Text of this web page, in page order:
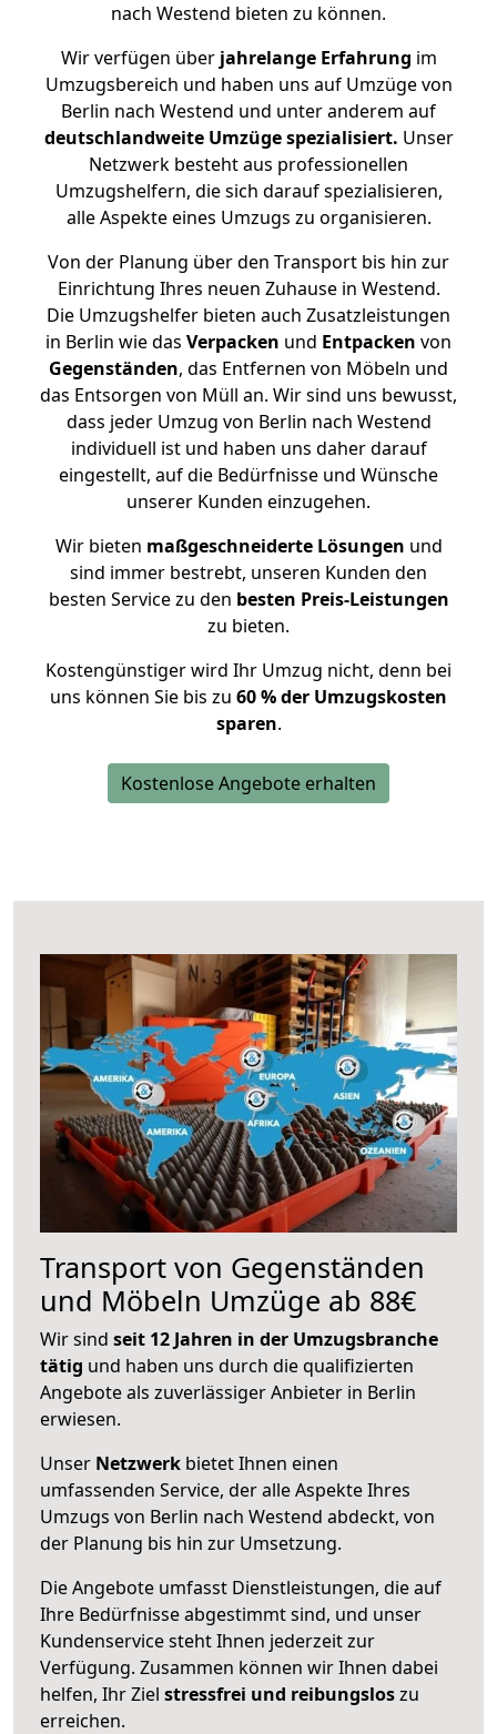
nach Westend bieten zu können.
Wir verfügen überjahrelange Erfahrung im
Umzugsbereich und haben uns auf Umzüge von
Berlin nach Westend und unter anderem auf
deutschlandweite Umzüge spezialisiert. Unser
Netzwerk besteht aus professionellen
Umzugshelfern, die sich darauf spezialisieren,
alle Aspekte eines Umzugs zu organisieren.
Von der Planung über den Transport bis hin zur
Einrichtung Ihres neuen Zuhause in Westend.
Die Umzugshelfer bieten auch Zusatzleistungen
in Berlin wie das Verpacken und Entpacken von
Gegenständen, das Entfernen von Möbeln und
das Entsorgen von Müll an. Wir sind uns bewusst,
dass jeder Umzug von Berlin nach Westend
individuell ist und haben uns daher darauf
eingestellt, auf die Bedürfnisse und Wünsche
unserer Kunden einzugehen.
Wir bieten maßgeschneiderte Lösungen und
sind immer bestrebt, unseren Kunden den
besten Service zu den besten Preis-Leistungen
zu bieten.
Kostengünstiger wird Ihr Umzug nicht, denn bei
uns können Sie bis zu 60 % der Umzugskosten
sparen.
Kostenlose Angebote erhalten
Transport von Gegenständen
und Möbeln Umzüge ab 88€
Wir sind seit 12 Jahren in der Umzugsbranche
tätig und haben uns durch die qualifizierten
Angebote als zuverlässiger Anbieter in Berlin
erwiesen.
Unser Netzwerk bietet Ihnen einen
umfassenden Service, der alle Aspekte Ihres
Umzugs von Berlin nach Westend abdeckt, von
der Planung bis hin zur Umsetzung.
Die Angebote umfasst Dienstleistungen, die auf
Ihre Bedürfnisse abgestimmt sind, und unser
Kundenservice steht Ihnen jederzeit zur
Verfügung. Zusammen können wir Ihnen dabei
helfen, Ihr Ziel stressfrei und reibungsloszu
erreichen.